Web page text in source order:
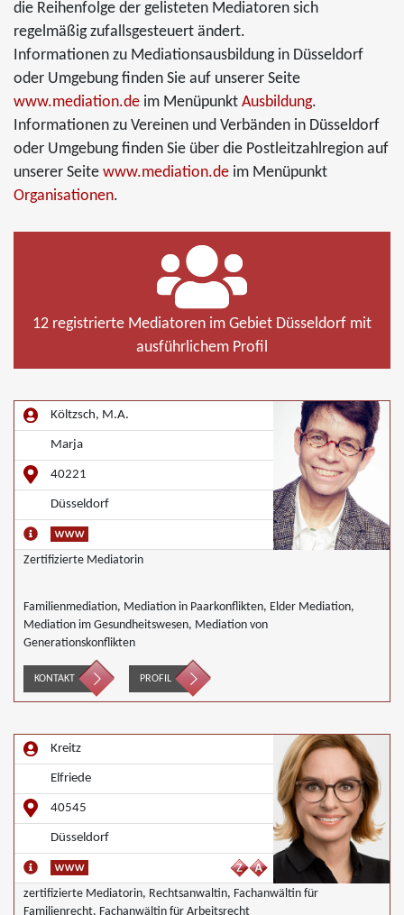
die Reihenfolge der gelisteten Mediatoren sich
regelmäßig zufallsgesteuert ändert.
Informationen zu Mediationsausbildung in Düsseldorf
oder Umgebung finden Sie auf unserer Seite
www.mediation.de im Menüpunkt Ausbildung.
Informationen zu Vereinen und Verbänden in Düsseldorf
oder Umgebung finden Sie über die Postleitzahlregion auf
unserer Seite www.mediation.de im Menüpunkt
Organisationen.
12 registrierte Mediatoren im Gebiet Düsseldorf mit
ausführlichem Profil
Költzsch, M.A.
Marja
40221
Düsseldorf
Zertifizierte Mediatorin
Familienmediation, Mediation in Paarkonflikten, Elder Mediation,
Mediation im Gesundheitswesen, Mediation von
Generationskonflikten
KONTAKT PROFIL
Kreitz
Elfriede
40545
Düsseldorf
zertifizierte Mediatorin, Rechtsanwaltin, Fachanwältin für
Familienrecht, Fachanwältin für Arbeitsrecht